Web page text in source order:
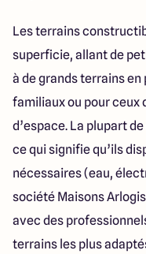
Les terrains
superficie, allant de
à de grands terrains
familiaux ou pour ceux
d’espace. La plupart
ce qui signifie qu’ils
nécessaires (eau,
société Maisons
avec des
terrains les plus